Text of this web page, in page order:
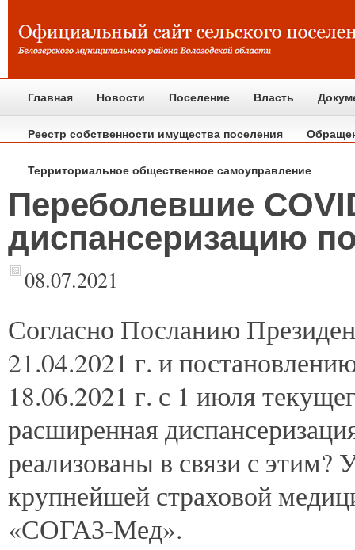
Главная Новости Поселение Власть
Реестр собственности имущества поселения
Территориальное общественное самоуправление
Переболевшие
диспансеризацию
08.07.2021
Согласно Посланию
21.04.2021 г. и
18.06.2021 г. с 1 июля
расширенная
реализованы в связи с этим?
крупнейшей страховой
«СОГАЗ-Мед».